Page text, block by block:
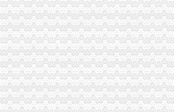
七星关区国税局2017年6月办理税务登记况统计表_
省道S106江巴界至白沙段公路大修改造工程施工项
莱美业：国金证券股份有限公司、天风证券股份有
声明公告-成都晚报电子版
哪个能说说开茶叶店需要什么证？有没有网友晓
【上海菊园新区税务登记|税务登记证办理|代理税
厦门市人民关于加大力度推进农业适度规模经营
厦门市人民关于加大力度推进农业适度规模经营
株洲市国家税务局门户网站